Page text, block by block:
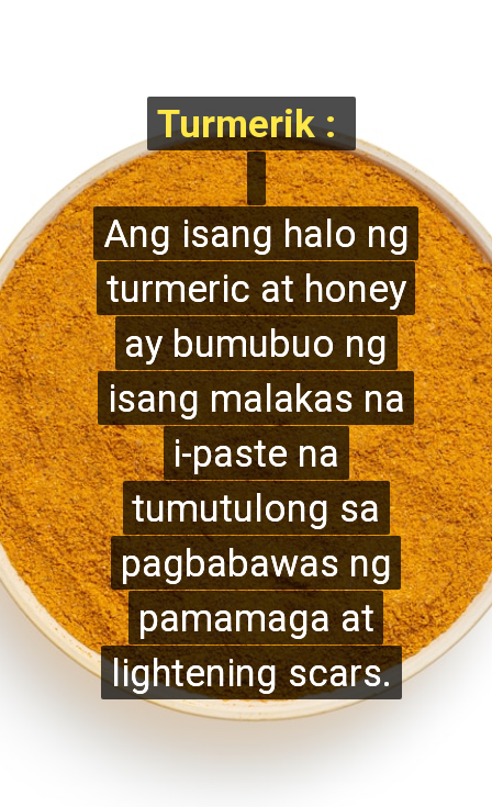
Turmerik :
Ang isang halo ng
turmeric at honey
ay bumubuo ng
isang malakas na
i-paste na
tumutulong sa
pagbabawas ng
pamamaga at
lightening scars.
Turmerik :
Ang isang halo ng
turmeric at honey
ay bumubuo ng
isang malakas na
i-paste na
tumutulong sa
pagbabawas ng
pamamaga at
lightening scars.